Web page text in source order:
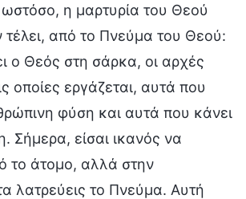
η μαρτυρία του Θεού
τέλει, από το Πνεύμα του Θεού:
ο Θεός στη σάρκα, οι αρχές
οποίες εργάζεται, αυτά που
φύση και αυτά που κάνει
Σήμερα, είσαι ικανός να
το άτομο, αλλά στην
λατρεύεις το Πνεύμα. Αυτή